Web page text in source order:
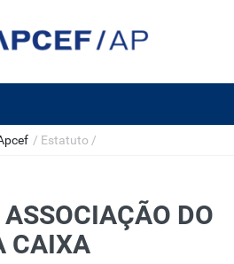
/ Estatuto /
DO
CAIXA